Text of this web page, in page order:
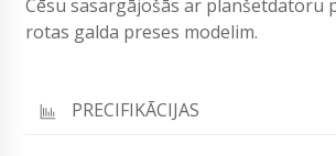
Cēsu sasargājošās ar planšetdatoru
rotas galda preses modelim.
PRECIFIKĀCIJAS